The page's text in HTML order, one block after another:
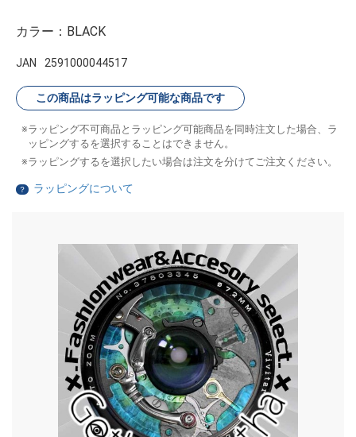
カラー：BLACK
JAN 2591000044517
この商品はラッピング可能な商品です
ラッピング不可商品とラッピング可能商品を同時注文した場合、ラ
ッピングするを選択することはできません。
ラッピングするを選択したい場合は注文を分けてご注文ください。
？ ラッピングについて